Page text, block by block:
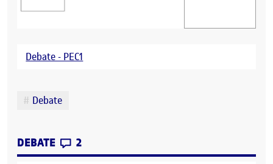
Debate - PEC1
Etiquetas
Debate
DEBATE CONTRIBUTIONS
2EN DEBATE PEC 1